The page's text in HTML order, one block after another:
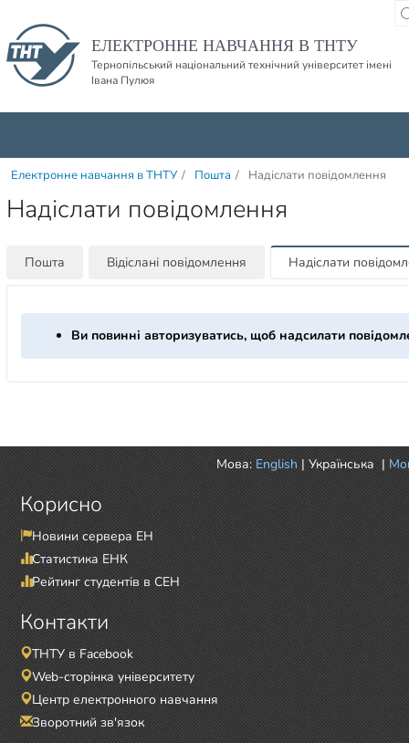
ЕЛЕКТРОННЕ НАВЧАННЯ В ТНТУ
Тернопільський національний технічний університет імені
Івана Пулюя
Електронне навчання в ТНТУ / Пошта / Надіслати повідомлення
Надіслати повідомлення
Пошта Відіслані повідомлення Надіслати
Ви повинні авторизуватись, щоб надсилати
Мова: English | Українська |
Корисно
Новини сервера ЕН
Статистика ЕНК
Рейтинг студентів в СЕН
Контакти
ТНТУ в Facebook
Web-сторінка університету
Центр електронного навчання
Зворотний зв'язок